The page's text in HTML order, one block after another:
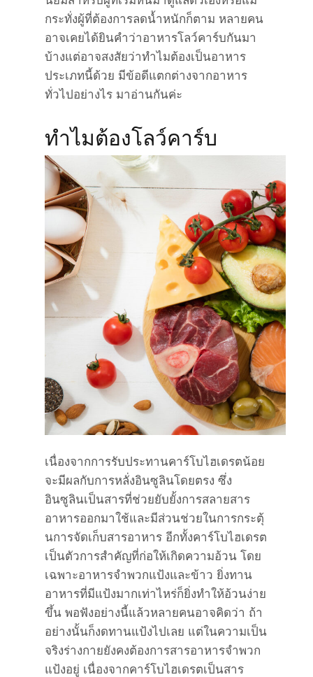
กระทั่งผู้ที่ต้องการลดน้ำหนักก็ตาม หลายคน
อาจเคยได้ยินคำว่าอาหารโลว์คาร์บกันมา
บ้างแต่อาจสงสัยว่าทำไมต้องเป็นอาหาร
ประเภทนี้ด้วย มีข้อดีแตกต่างจากอาหาร
ทั่วไปอย่างไร มาอ่านกันค่ะ
ทำไมต้องโลว์คาร์บ
เนื่องจากการรับประทานคาร์โบไฮเดรตน้อย
จะมีผลกับการหลั่งอินซูลินโดยตรง ซึ่ง
อินซูลินเป็นสารที่ช่วยยับยั้งการสลายสาร
อาหารออกมาใช้และมีส่วนช่วยในการกระตุ้
นการจัดเก็บสารอาหาร อีกทั้งคาร์โบไฮเดรต
เป็นตัวการสำคัญที่ก่อให้เกิดความอ้วน โดย
เฉพาะอาหารจำพวกแป้งและข้าว ยิ่งทาน
อาหารที่มีแป้งมากเท่าไหร่ก็ยิ่งทำให้อ้วนง่าย
ขึ้น พอฟังอย่างนี้แล้วหลายคนอาจคิดว่า ถ้า
อย่างนั้นก็งดทานแป้งไปเลย แต่ในความเป็น
จริงร่างกายยังคงต้องการสารอาหารจำพวก
แป้งอยู่ เนื่องจากคาร์โบไฮเดรตเป็นสาร